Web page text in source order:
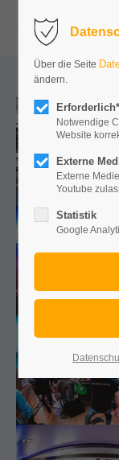
Über die Seite
ändern.
Erforderlich*
Notwendige
Website
Externe
Externe
Youtube
Statistik
Google